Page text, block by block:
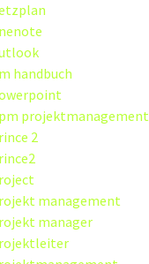
handbuch
projektmanagement
2
management
manager